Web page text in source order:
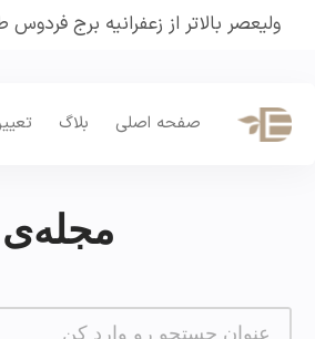
ولیعصر بالاتر از زعفرانیه برج فردوس طبقه ۲
صفحه اصلی بلاگ